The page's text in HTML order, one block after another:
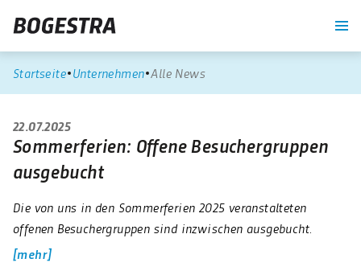
Startseite Unternehmen Alle News
22.07.2025
Sommerferien: Offene Besuchergruppen
ausgebucht
Die von uns in den Sommerferien 2025 veranstalteten
offenen Besuchergruppen sind inzwischen ausgebucht.
mehr